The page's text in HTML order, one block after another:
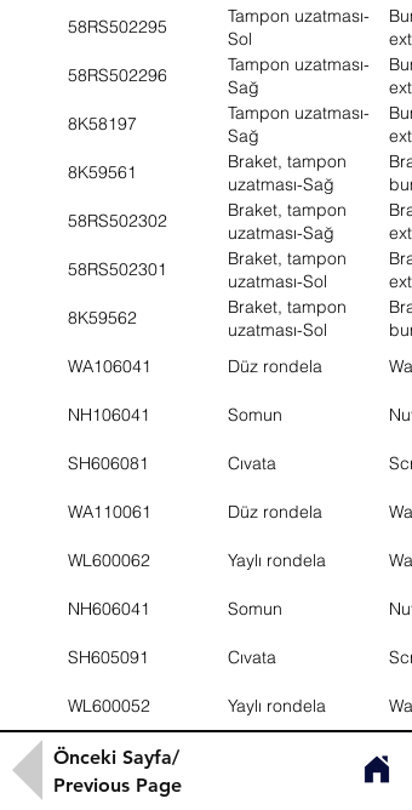
58RS502295
Tampon uzatması-
Sol
58RS502296
Tampon uzatması-
Sağ
8K58197
Tampon uzatması-
Sağ
8K59561
Braket, tampon
uzatması-Sağ
58RS502302
Braket, tampon
uzatması-Sağ
58RS502301
Braket, tampon
uzatması-Sol
8K59562
Braket, tampon
uzatması-Sol
WA106041 Düz rondela
NH106041 Somun
SH606081 Cıvata
WA110061 Düz rondela
WL600062 Yaylı rondela
NH606041 Somun
SH605091 Cıvata
WL600052 Yaylı rondela
Önceki Sayfa/
Previous Page